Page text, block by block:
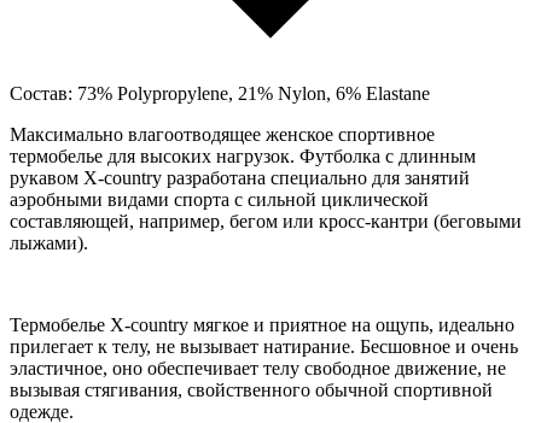
Состав: 73% Polypropylene, 21% Nylon, 6% Elastane
Максимально влагоотводящее женское спортивное
термобелье для высоких нагрузок. Футболка с длинным
рукавом X-country разработана специально для занятий
аэробными видами спорта с сильной циклической
составляющей, например, бегом или кросс-кантри (беговыми
лыжами).
Термобелье X-сountry мягкое и приятное на ощупь, идеально
прилегает к телу, не вызывает натирание. Бесшовное и очень
эластичное, оно обеспечивает телу свободное движение, не
вызывая стягивания, свойственного обычной спортивной
одежде.